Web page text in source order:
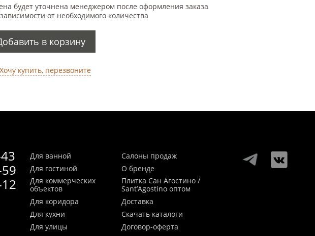
будет уточнена менеджером после оформления заказа
от необходимого количества
в корзину
Хочу купить, перезвоните
Для ванной
Для гостиной
Для коммерческих
объектов
Для коридора
Для кухни
Для улицы
Салоны продаж
О бренде
Плитка Сан Агостино /
Sant’Agostino оптом
Доставка
Скачать каталоги
Договор-оферта